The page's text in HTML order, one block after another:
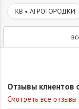
КВ • АГРОГОРОДКИ
Отзывы клиентов
Смотреть все отзывы